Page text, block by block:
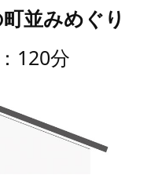
並みめぐり
120分